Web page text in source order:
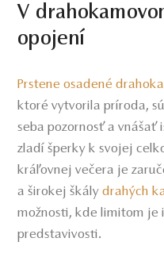
V
opojení
Prstene osadené
ktoré vytvorila príroda,
seba pozornosť a vnášať
zladí šperky k svojej
kráľovnej večera je
a širokej škály drahých
možnosti, kde limitom je
predstavivosti.